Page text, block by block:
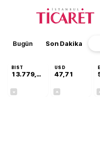
Bugün Son Dakika
BIST
13.779,39
USD
47,71